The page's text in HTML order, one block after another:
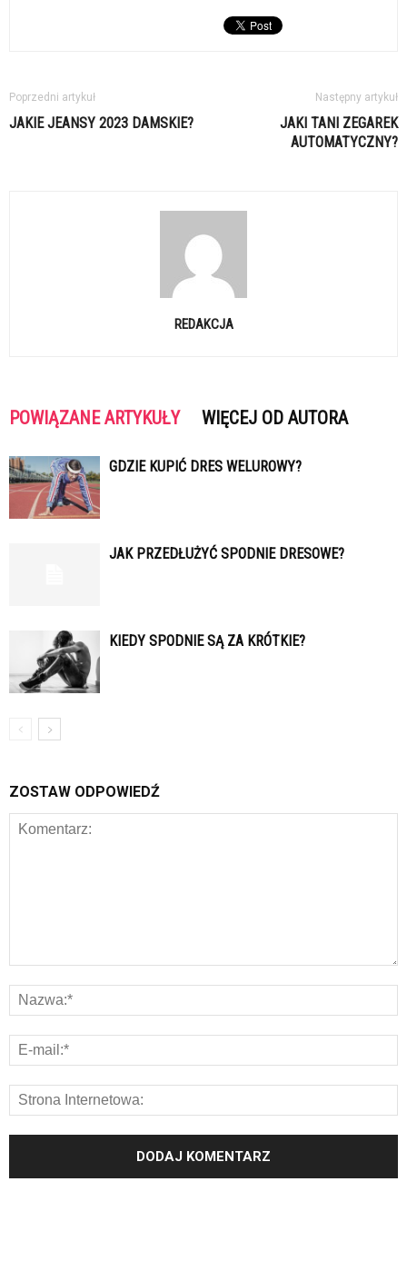
Poprzedni artykuł
JAKIE JEANSY 2023 DAMSKIE?
Następny artykuł
JAKI TANI ZEGAREK
AUTOMATYCZNY?
REDAKCJA
POWIĄZANE ARTYKUŁY WIĘCEJ OD AUTORA
GDZIE KUPIĆ DRES WELUROWY?
JAK PRZEDŁUŻYĆ SPODNIE DRESOWE?
KIEDY SPODNIE SĄ ZA KRÓTKIE?
ZOSTAW ODPOWIEDŹ